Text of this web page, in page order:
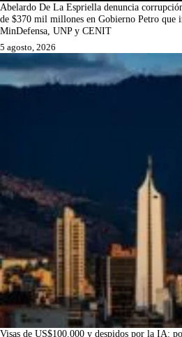
Abelardo De La Espriella denuncia
de $370 mil millones en Gobierno Petro que
MinDefensa, UNP y CENIT
5 agosto, 2026
Visas de US$100.000 y despidos por la IA: